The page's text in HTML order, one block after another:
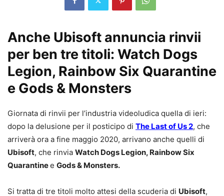
Anche Ubisoft annuncia rinvii
per ben tre titoli: Watch Dogs
Legion, Rainbow Six Quarantine
e Gods & Monsters
Giornata di rinvii per l’industria videoludica quella di ieri:
dopo la delusione per il posticipo di The Last of Us 2, che
arriverà ora a fine maggio 2020, arrivano anche quelli di
Ubisoft, che rinvia Watch Dogs Legion, Rainbow Six
Quarantinee Gods & Monsters.
Si tratta di tre titoli molto attesi della scuderia di Ubisoft,